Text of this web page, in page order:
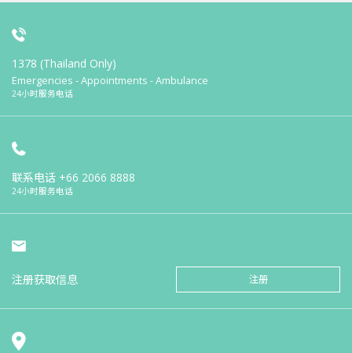
1378 (Thailand Only)
Emergencies - Appointments - Ambulance
24小时服务电话
联系电话 +66 2066 8888
24小时服务电话
注册获取信息 注册